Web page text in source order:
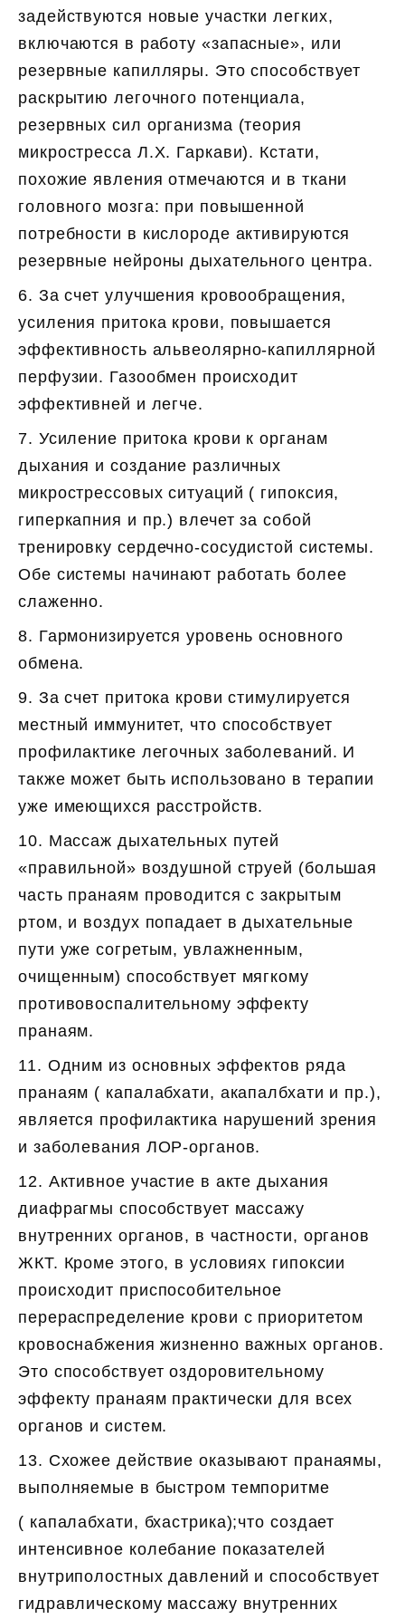
задействуются новые участки легких,
включаются в работу «запасные», или
резервные капилляры. Это способствует
раскрытию легочного потенциала,
резервных сил организма (теория
микростресса Л.Х. Гаркави). Кстати,
похожие явления отмечаются и в ткани
головного мозга: при повышенной
потребности в кислороде активируются
резервные нейроны дыхательного центра.
6. За счет улучшения кровообращения,
усиления притока крови, повышается
эффективность альвеолярно-капиллярной
перфузии. Газообмен происходит
эффективней и легче.
7. Усиление притока крови к органам
дыхания и создание различных
микрострессовых ситуаций ( гипоксия,
гиперкапния и пр.) влечет за собой
тренировку сердечно-сосудистой системы.
Обе системы начинают работать более
слаженно.
8. Гармонизируется уровень основного
обмена.
9. За счет притока крови стимулируется
местный иммунитет, что способствует
профилактике легочных заболеваний. И
также может быть использовано в терапии
уже имеющихся расстройств.
10. Массаж дыхательных путей
«правильной» воздушной струей (большая
часть пранаям проводится с закрытым
ртом, и воздух попадает в дыхательные
пути уже согретым, увлажненным,
очищенным) способствует мягкому
противовоспалительному эффекту
пранаям.
11. Одним из основных эффектов ряда
пранаям ( капалабхати, акапалбхати и пр.),
является профилактика нарушений зрения
и заболевания ЛОР-органов.
12. Активное участие в акте дыхания
диафрагмы способствует массажу
внутренних органов, в частности, органов
ЖКТ. Кроме этого, в условиях гипоксии
происходит приспособительное
перераспределение крови с приоритетом
кровоснабжения жизненно важных органов.
Это способствует оздоровительному
эффекту пранаям практически для всех
органов и систем.
13. Схожее действие оказывают пранаямы,
выполняемые в быстром темпоритме
( капалабхати, бхастрика);что создает
интенсивное колебание показателей
внутриполостных давлений и способствует
гидравлическому массажу внутренних